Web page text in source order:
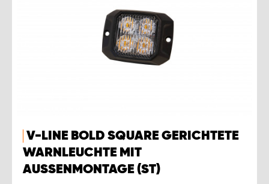
V-LINE BOLD SQUARE GERICHTETE
WARNLEUCHTE MIT
AUSSENMONTAGE (ST)